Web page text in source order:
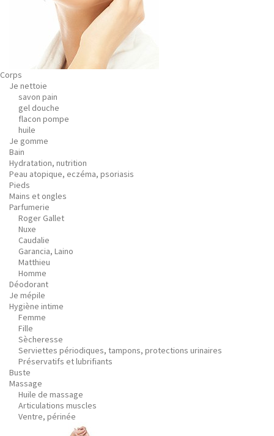
Corps
Je nettoie
savon pain
gel douche
flacon pompe
huile
Je gomme
Bain
Hydratation, nutrition
Peau atopique, eczéma, psoriasis
Pieds
Mains et ongles
Parfumerie
Roger Gallet
Nuxe
Caudalie
Garancia, Laino
Matthieu
Homme
Déodorant
Je mépile
Hygiène intime
Femme
Fille
Sècheresse
Serviettes périodiques, tampons, protections urinaires
Préservatifs et lubrifiants
Buste
Massage
Huile de massage
Articulations muscles
Ventre, périnée